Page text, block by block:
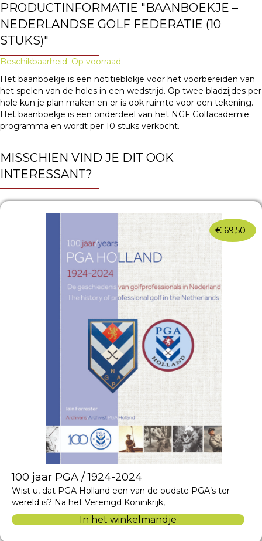
PRODUCTINFORMATIE "BAANBOEKJE –
NEDERLANDSE GOLF FEDERATIE (10
STUKS)"
Beschikbaarheid: Op voorraad
Het baanboekje is een notitieblokje voor het voorbereiden van
het spelen van de holes in een wedstrijd. Op twee bladzijdes per
hole kun je plan maken en er is ook ruimte voor een tekening.
Het baanboekje is een onderdeel van het NGF Golfacademie
programma en wordt per 10 stuks verkocht.
MISSCHIEN VIND JE DIT OOK
INTERESSANT?
€ 69,50
100 jaar PGA / 1924-2024
Wist u, dat PGA Holland een van de oudste PGA’s ter
wereld is? Na het Verenigd Koninkrijk,
In het winkelmandje